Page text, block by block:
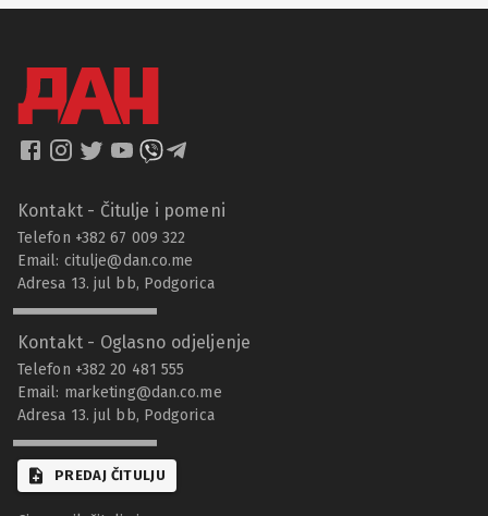
Kontakt - Čitulje i pomeni
Telefon +382 67 009 322
Email: citulje@dan.co.me
Adresa 13. jul bb, Podgorica
Kontakt - Oglasno odjeljenje
Telefon +382 20 481 555
Email: marketing@dan.co.me
Adresa 13. jul bb, Podgorica
PREDAJ ČITULJU